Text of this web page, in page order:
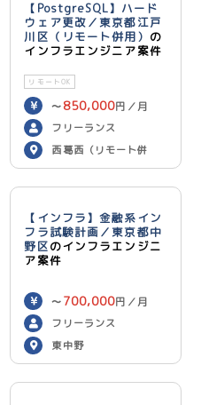
【PostgreSQL】ハード
ウェア更改／東京都江戸
川区（リモート併用） の
インフラエンジニア案件
リモートOK
〜 850,000円／月
フリーランス
西葛西（リモート併
用）
【インフラ】金融系イン
フラ試験計画／東京都中
野区のインフラエンジニ
ア案件
〜 700,000円／月
フリーランス
東中野